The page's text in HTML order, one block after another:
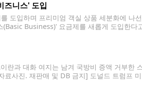
즈니스' 도입
도입하며 프리미엄 객실 상품 세분화에 나
Business)' 요금제를 새롭게 도입한다
란과 대화 여지는 남겨 국방비 증액 거부한
사진. 재판매 및 DB 금지] 도널드 트럼프